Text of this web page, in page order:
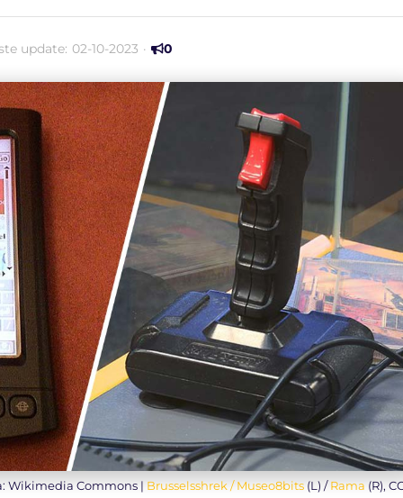
update: 02-10-2023 · 0
Wikimedia Commons | Brusselsshrek / Museo8bits (L) /Rama (R),